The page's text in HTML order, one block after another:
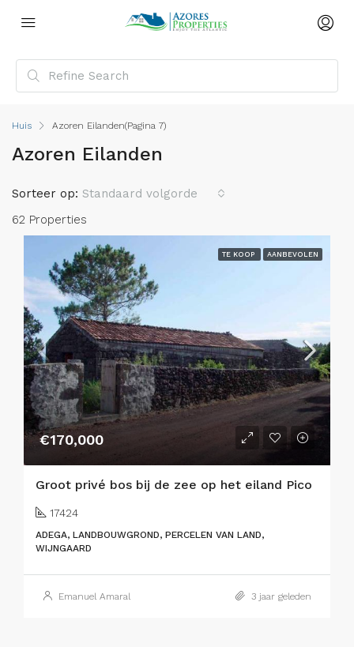
Huis Azoren Eilanden(Pagina 7)
Azoren Eilanden
62 Properties
Sorteer op: Standaard volgorde
TE KOOP AANBEVOLEN
€170,000
Groot privé bos bij de zee op het eiland Pico
17424
ADEGA, LANDBOUWGROND, PERCELEN VAN LAND,
WIJNGAARD
Emanuel Amaral 3 jaar geleden